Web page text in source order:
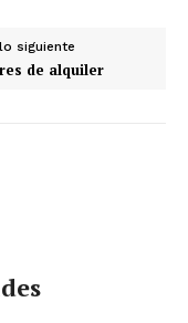
siguiente
de alquiler